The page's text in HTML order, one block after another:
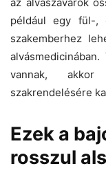
például egy fül-,
szakemberhez
vannak, akkor
szakrendelésére
Ezek a
rosszul